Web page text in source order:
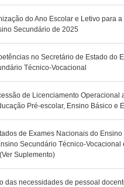
do Ano Escolar e Letivo para
Secundário de 2025
no Secretário de Estado do
Técnico-Vocacional
de Licenciamento Operacional
Pré-escolar, Ensino Básico e
de Exames Nacionais do
Secundário Técnico-Vocacional
Suplemento)
das necessidades de pessoal